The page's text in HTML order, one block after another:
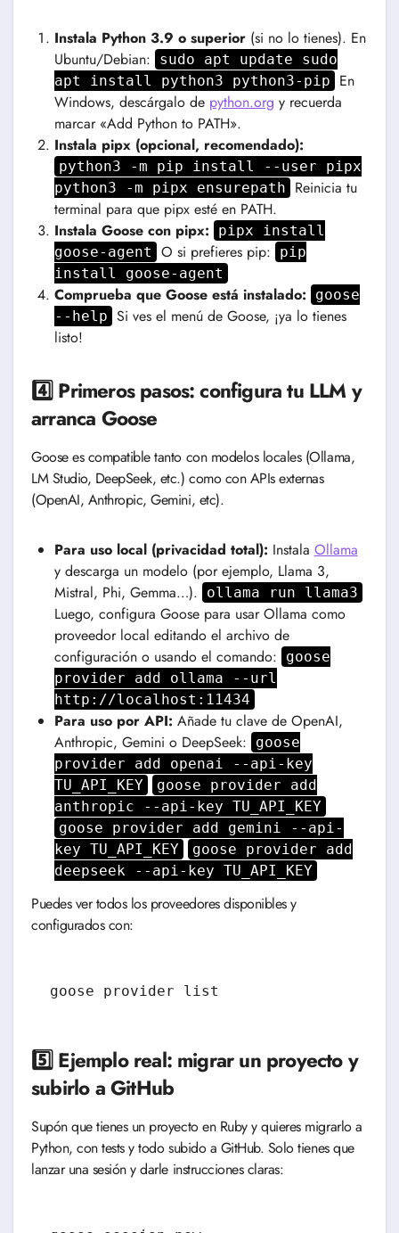
Instala Python 3.9 o superior(si no lo tienes). En
Ubuntu/Debian:
sudo apt update sudo
apt install python3 python3-pip
En
Windows, descárgalo de python.org y recuerda
marcar «Add Python to PATH».
Instala pipx (opcional, recomendado):
python3 -m pip install --user pipx
python3 -m pipx ensurepath
Reinicia tu
terminal para que pipx esté en PATH.
Instala Goose con pipx:
pipx install
goose-agent
O si prefieres pip:
pip
install goose-agent
Comprueba que Goose está instalado:
goose
--help Si ves el menú de Goose, ¡ya lo tienes
listo!
4️⃣ Primeros pasos: configura tu LLM y
arranca Goose
Goose es compatible tanto con modelos locales (Ollama,
LM Studio, DeepSeek, etc.) como con APIs externas
(OpenAI, Anthropic, Gemini, etc).
Para uso local (privacidad total): Instala Ollama
y descarga un modelo (por ejemplo, Llama 3,
Mistral, Phi, Gemma…).
ollama run llama3
Luego, configura Goose para usar Ollama como
proveedor local editando el archivo de
configuración o usando el comando:
goose
provider add ollama --url
http://localhost:11434
Para uso por API: Añade tu clave de OpenAI,
Anthropic, Gemini o DeepSeek:
goose
provider add openai --api-key
TU_API_KEY
goose provider add
anthropic --api-key TU_API_KEY
goose provider add gemini --api-
key TU_API_KEY
goose provider add
deepseek --api-key TU_API_KEY
Puedes ver todos los proveedores disponibles y
configurados con:
goose provider list
5️⃣ Ejemplo real: migrar un proyecto y
subirlo a GitHub
Supón que tienes un proyecto en Ruby y quieres migrarlo a
Python, con tests y todo subido a GitHub. Solo tienes que
lanzar una sesión y darle instrucciones claras: